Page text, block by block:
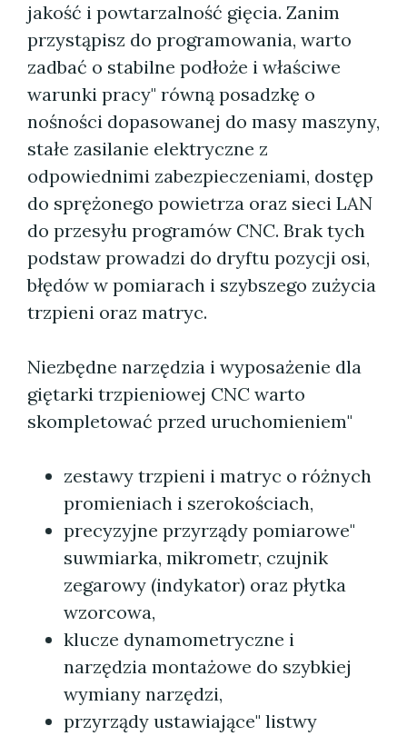
jakość i powtarzalność gięcia. Zanim
przystąpisz do programowania, warto
zadbać o stabilne podłoże i właściwe
warunki pracy" równą posadzkę o
nośności dopasowanej do masy maszyny,
stałe zasilanie elektryczne z
odpowiednimi zabezpieczeniami, dostęp
do sprężonego powietrza oraz sieci LAN
do przesyłu programów CNC. Brak tych
podstaw prowadzi do dryftu pozycji osi,
błędów w pomiarach i szybszego zużycia
trzpieni oraz matryc.
Niezbędne narzędzia i wyposażenie dla
giętarki trzpieniowej CNC warto
skompletować przed uruchomieniem"
zestawy trzpieni i matryc o różnych
promieniach i szerokościach,
precyzyjne przyrządy pomiarowe"
suwmiarka, mikrometr, czujnik
zegarowy (indykator) oraz płytka
wzorcowa,
klucze dynamometryczne i
narzędzia montażowe do szybkiej
wymiany narzędzi,
przyrządy ustawiające" listwy